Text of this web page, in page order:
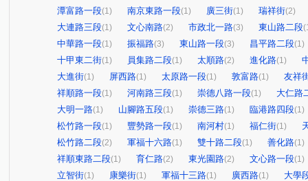
潭富路一段(1) 南京東路一段(1) 廣三街(1) 瑞祥街(2)
大連路三段(1) 文心南路(2) 市政北一路(3) 東山路二段
中華路一段(1) 振福路(3) 東山路一段(3) 昌平路二段(1)
十甲東二街(1) 員集路二段(1) 太順路(2) 進化路(1)
大進街(1) 屏西路(1) 太原路一段(1) 敦富路(1)
友祥
祥順路一段(1) 河南路三段(1) 崇德八路一段(1)
大仁路
大明一路(1) 山腳路五段(1) 崇德三路(1) 臨港路四段(1)
松竹路一段(1) 豐勢路一段(1) 南河村(1) 福仁街(1)
松竹路二段(2) 軍福十六路(1) 雙十路二段(1) 善化路(1)
祥順東路二段(1) 育仁路(2) 東光園路(2) 文心路一段(1)
立智街(1) 康樂街(1) 軍福十三路(1) 廣西路(1)
大學